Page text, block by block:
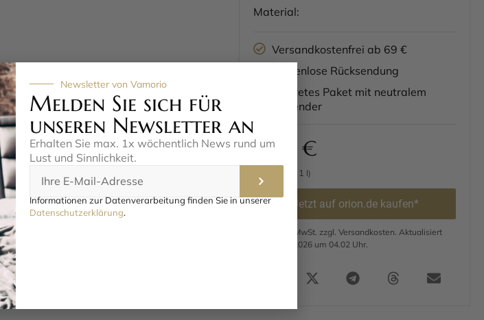
Material:
Versandkostenfrei ab 69 €
Kostenlose Rücksendung
Diskretes Paket mit neutralem
Absender
12,95 €
1 l)
Jetzt auf orion.de kaufen*
Preis inkl. MwSt. zzgl. Versandkosten. Aktualisiert
am 06.08.2026 um 04.02 Uhr.
Newsletter von Vamorio
Melden Sie sich für
unseren Newsletter an
Erhalten Sie max. 1x wöchentlich News rund um
Lust und Sinnlichkeit.
Informationen zur Datenverarbeitung finden Sie in unserer
Datenschutzerklärung.